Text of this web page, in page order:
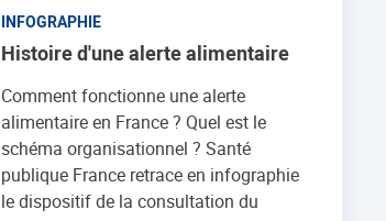
INFOGRAPHIE
Histoire d'une alerte alimentaire
Comment fonctionne une alerte
alimentaire en France ? Quel est le
schéma organisationnel ? Santé
publique France retrace en infographie
le dispositif de la consultation du